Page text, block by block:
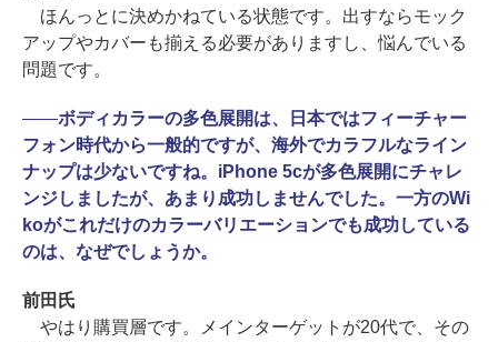
ほんっとに決めかねている状態です。出すならモック
アップやカバーも揃える必要がありますし、悩んでいる
問題です。
――ボディカラーの多色展開は、日本ではフィーチャー
フォン時代から一般的ですが、海外でカラフルなライン
ナップは少ないですね。iPhone 5cが多色展開にチャレ
ンジしましたが、あまり成功しませんでした。一方のWi
koがこれだけのカラーバリエーションでも成功している
のは、なぜでしょうか。
前田氏
やはり購買層です。メインターゲットが20代で、その